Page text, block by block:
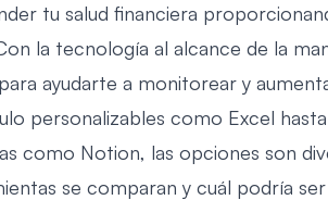
tu salud financiera
la tecnología al alcance de la
ayudarte a monitorear y
personalizables como Excel hasta
como Notion, las opciones son
se comparan y cuál podría ser